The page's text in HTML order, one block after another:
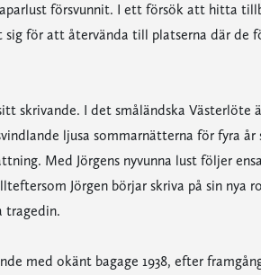
försvunnit. I ett försök att hitta
för att återvända till platserna där de
skrivande. I det småländska Västerlöte
ljusa sommarnätterna för fyra år
Med Jörgens nyvunna lust följer
Jörgen börjar skriva på sin nya
tragedin.
med okänt bagage 1938, efter